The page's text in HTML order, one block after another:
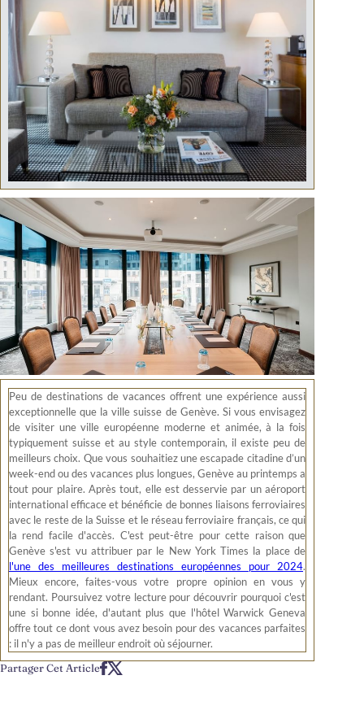
Partager Cet Article
Peu de destinations de vacances offrent une expérience aussi
exceptionnelle que la ville suisse de Genève. Si vous envisagez
de visiter une ville européenne moderne et animée, à la fois
typiquement suisse et au style contemporain, il existe peu de
meilleurs choix. Que vous souhaitiez une escapade citadine d’un
week-end ou des vacances plus longues, Genève au printemps a
tout pour plaire. Après tout, elle est desservie par un aéroport
international efficace et bénéficie de bonnes liaisons ferroviaires
avec le reste de la Suisse et le réseau ferroviaire français, ce qui
la rend facile d'accès. C'est peut-être pour cette raison que
Genève s'est vu attribuer par le New York Times la place de
l'une des meilleures destinations européennes pour 2024.
Mieux encore, faites-vous votre propre opinion en vous y
rendant. Poursuivez votre lecture pour découvrir pourquoi c'est
une si bonne idée, d'autant plus que l'hôtel Warwick Geneva
offre tout ce dont vous avez besoin pour des vacances parfaites
: il n'y a pas de meilleur endroit où séjourner.